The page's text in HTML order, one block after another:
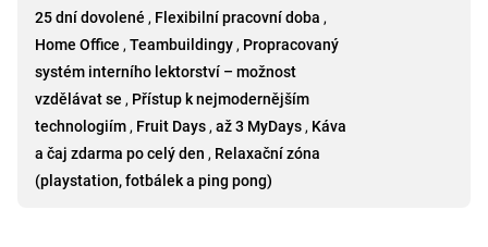
25 dní dovolené , Flexibilní pracovní doba ,
Home Office , Teambuildingy , Propracovaný
systém interního lektorství – možnost
vzdělávat se , Přístup k nejmodernějším
technologiím , Fruit Days , až 3 MyDays , Káva
a čaj zdarma po celý den , Relaxační zóna
(playstation, fotbálek a ping pong)